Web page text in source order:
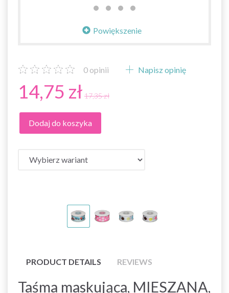
Powiększenie
0 opinii Napisz opinię
14,75 zł 17,35 zł
Dodaj do koszyka
PRODUCT DETAILS REVIEWS
Taśma maskująca, MIESZANA,